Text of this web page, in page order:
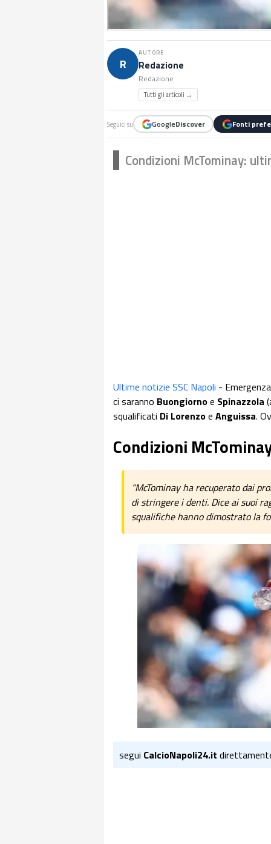
R
AUTORE
Redazione
Redazione
Tutti gli articoli →
Seguici su GoogleDiscover Fonti
Condizioni McTominay:
Ultime notizie SSC Napoli -
ci saranno Buongiornoe Spinazzola
squalificati Di Lorenzoe Anguissa.
Condizioni
“McTominay ha recuperato dai
di stringere i denti. Dice ai suoi
squalifiche hanno dimostrato la
segui CalcioNapoli24.it